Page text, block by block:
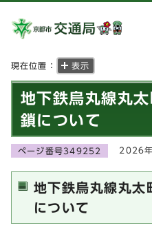
現在位置： 表示
地下鉄烏丸線丸
鎖について
ページ番号349252 2026
地下鉄烏丸線丸太
について